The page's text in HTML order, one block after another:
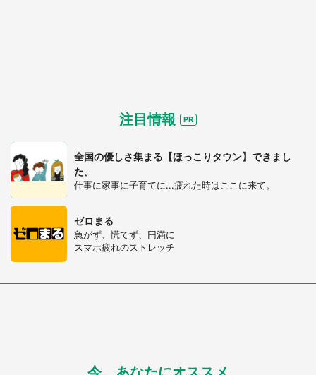
注目情報
全国の優しさ集まる【ほっこりタウン】できまし
た。
仕事に家事に子育てに...疲れた時はここに来て。
ゼロまる
急がず、慌てず、円満に
スマホ疲れのストレッチ